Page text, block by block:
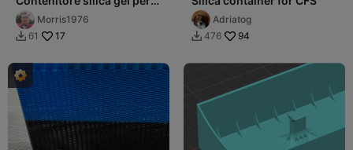
CFS anti umidità
Morris1976
 61 17
Adriatog
 476 94